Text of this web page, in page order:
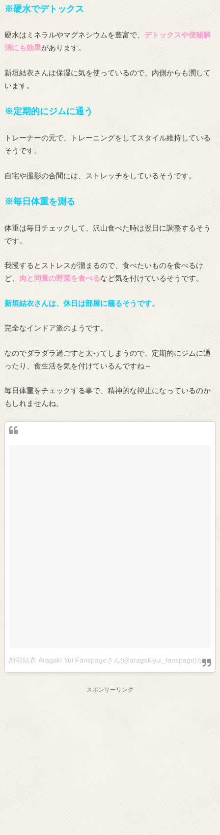
※硬水でデトックス
硬水はミネラルやマグネシウムを豊富で、 デトックスや便秘解
消にも効果があります。
新垣結衣さんは保湿に気を使っているので、内側からも潤して
います。
※定期的にジムに通う
トレーナーの元で、トレーニングをしてスタイル維持している
そうです。
自宅や撮影の合間には、ストレッチをしているそうです。
※毎日体重を測る
体重は毎日チェックして、沢山食べた時は翌日に調整するそう
です。
我慢するとストレスが溜まるので、食べたいものを食べるけ
ど、 肉と同量の野菜を食べるなど気を付けているそうです。
新垣結衣さんは、休日は部屋に籠るそうです。
完全なインドア派のようです。
なのでダラダラ過ごすと太ってしまうので、定期的にジムに通
ったり、食生活を気を付けているんですね～
毎日体重をチェックする事で、精神的な抑止になっているのか
もしれませんね。
新垣結衣 Aragaki Yui Fanspageさん(@aragakiyui_fanspage)がシェアした投稿
スポンサーリンク